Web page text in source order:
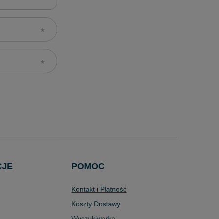
POMOC
Kontakt i Płatność
Koszty Dostawy